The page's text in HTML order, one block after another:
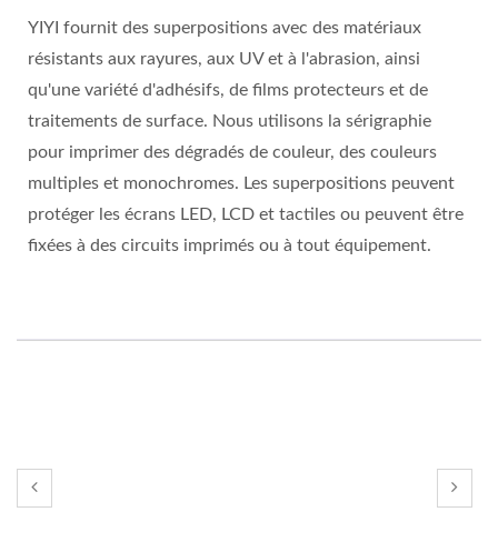
YIYI fournit des superpositions avec des matériaux
résistants aux rayures, aux UV et à l'abrasion, ainsi
qu'une variété d'adhésifs, de films protecteurs et de
traitements de surface. Nous utilisons la sérigraphie
pour imprimer des dégradés de couleur, des couleurs
multiples et monochromes. Les superpositions peuvent
protéger les écrans LED, LCD et tactiles ou peuvent être
fixées à des circuits imprimés ou à tout équipement.